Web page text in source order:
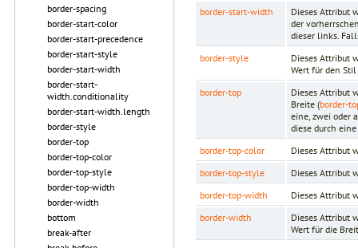
border-spacing
border-start-color
border-start-precedence
border-start-style
border-start-width
border-start-
width.conditionality
border-start-width.length
border-style
border-top
border-top-color
border-top-style
border-top-width
border-width
bottom
break-after
border-start-width
Dieses Attribut
der
dieser links.
border-style
Dieses Attribut
Wert für den
border-top
Dieses Attribut
Breite (border-
eine, zwei oder
diese durch
border-top-color
Dieses Attribut
border-top-style
Dieses Attribut
border-top-width
Dieses Attribut
border-width
Dieses Attribut
Wert für die